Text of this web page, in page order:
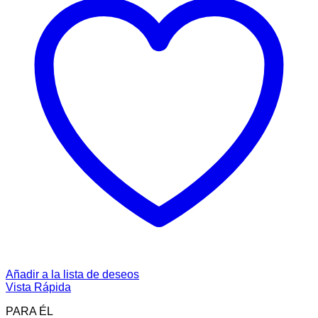
Añadir a la lista de deseos
Vista Rápida
PARA ÉL